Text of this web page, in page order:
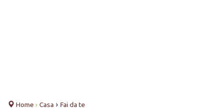
Home › Casa › Fai da te